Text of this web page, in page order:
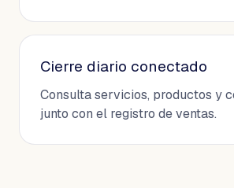
Cierre diario conectado
Consulta servicios, productos y
junto con el registro de ventas.